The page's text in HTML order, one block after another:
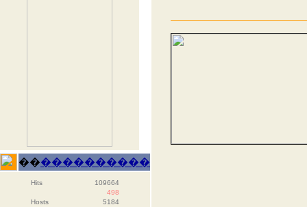
������������
Hits
109664
498
Hosts
5184